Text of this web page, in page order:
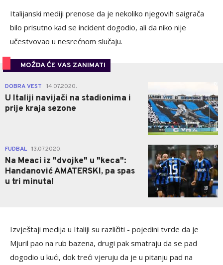
Italijanski mediji prenose da je nekoliko njegovih saigrača
bilo prisutno kad se incident dogodio, ali da niko nije
učestvovao u nesrećnom slučaju.
MOŽDA ĆE VAS ZANIMATI
DOBRA VEST 14.07.2020.
U Italiji navijači na stadionima i
prije kraja sezone
FUDBAL 13.07.2020.
Na Meaci iz "dvojke" u "keca":
Handanović AMATERSKI, pa spas
u tri minuta!
0
Izvještaji medija u Italiji su različiti - pojedini tvrde da je
Mjuril pao na rub bazena, drugi pak smatraju da se pad
dogodio u kući, dok treći vjeruju da je u pitanju pad na